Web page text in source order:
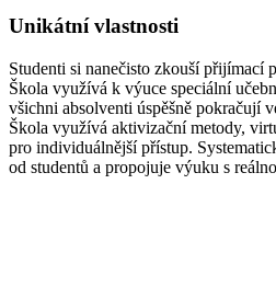
Unikátní vlastnosti
Studenti si nanečisto zkouší přijímací
Škola využívá k výuce speciální
všichni absolventi úspěšně pokračují
Škola využívá aktivizační metody,
pro individuálnější přístup.
od studentů a propojuje výuku s